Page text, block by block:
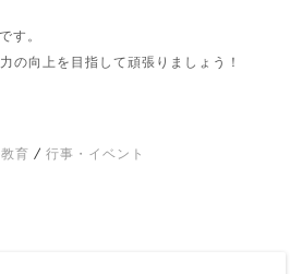
す。
の向上を目指して頑張りましょう！
育 行事・イベント